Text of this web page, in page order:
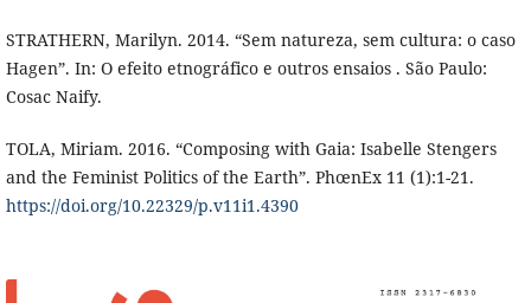
STRATHERN, Marilyn. 2014. “Sem natureza, sem cultura: o caso
Hagen”. In: O efeito etnográfico e outros ensaios . São Paulo:
Cosac Naify.
TOLA, Miriam. 2016. “Composing with Gaia: Isabelle Stengers
and the Feminist Politics of the Earth”. PhœnEx 11 (1):1-21.
https://doi.org/10.22329/p.v11i1.4390